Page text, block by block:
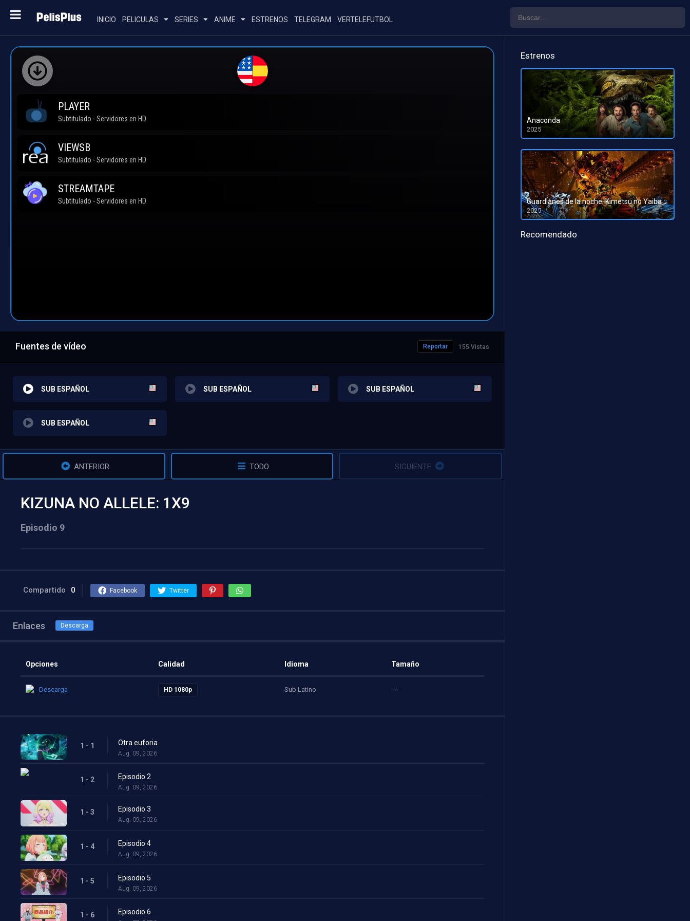
INICIO PELICULAS SERIES ANIME ESTRENOS TELEGRAM VERTELEFUTBOL
Fuentes de vídeo 155 Vistas
Reportar
SUB ESPAÑOL SUB ESPAÑOL SUB ESPAÑOL
SUB ESPAÑOL
ANTERIOR TODO SIGUIENTE
KIZUNA NO ALLELE: 1X9
Episodio 9
Compartido 0 Facebook Twitter
Enlaces Descarga
Opciones Calidad Idioma Tamaño
Descarga HD 1080p Sub Latino ----
1 - 1 Otra euforia
Aug. 09, 2026
1 - 2 Episodio 2
Aug. 09, 2026
1 - 3 Episodio 3
Aug. 09, 2026
1 - 4 Episodio 4
Aug. 09, 2026
1 - 5 Episodio 5
Aug. 09, 2026
1 - 6 Episodio 6
Estrenos
Anaconda
2025
HD 1080pHD 720p
Guardianes de la noche: Kimetsu no Yaiba La fortaleza infinita
2025
HD 1080pHD 720p
Recomendado